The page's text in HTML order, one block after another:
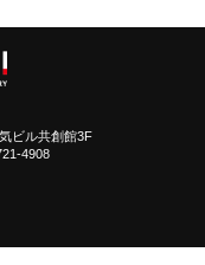
ビル共創館3F
4908